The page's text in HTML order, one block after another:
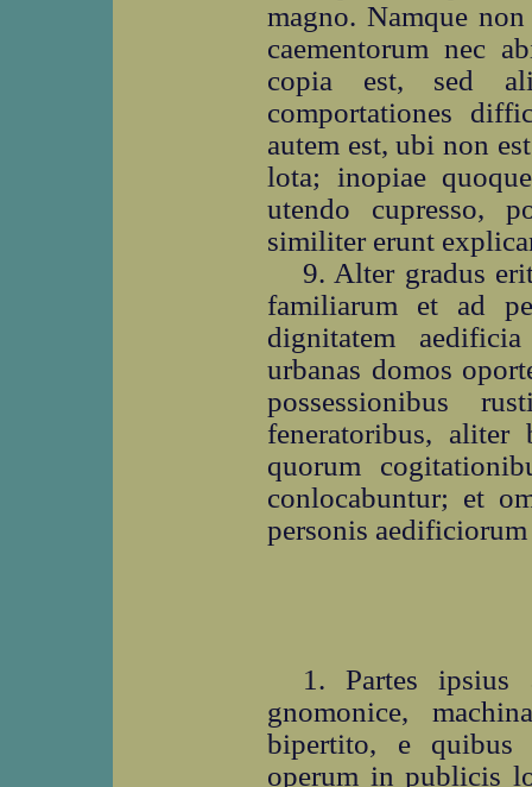
magno. Namque
caementorum nec
copia est, sed
comportationes
autem est, ubi non
lota; inopiae
utendo cupresso,
similiter erunt
9. Alter gradus
familiarum et ad
dignitatem
urbanas domos
possessionibus
feneratoribus, aliter
quorum
conlocabuntur; et
personis
1. Partes ipsius
gnomonice,
bipertito, e quibus
operum in publicis